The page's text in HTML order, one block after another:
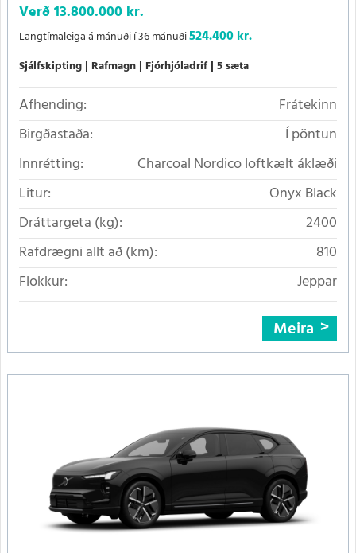
Verð13.800.000 kr.
Langtímaleiga á mánuði í 36 mánuði524.400 kr.
Sjálfskipting Rafmagn Fjórhjóladrif 5 sæta
Afhending:
Frátekinn
Birgðastaða:
Í pöntun
Innrétting:
Charcoal Nordico loftkælt áklæði
Litur:
Onyx Black
Dráttargeta (kg):
2400
Rafdrægni allt að (km):
810
Flokkur:
Jeppar
Meira